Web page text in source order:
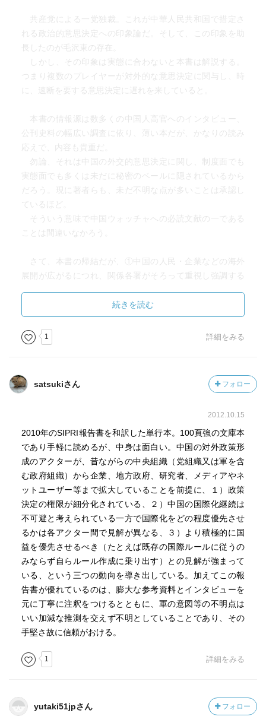
●党外事指導小組
国務委員
国際部長
外交部長
国防部長
国家安全部長
●党中央対台湾工作指導小組（国務院にも属している）
●金融経済工作指導小組
※各小組には 調査、政策提案、調整活動を行う、弁
公室がある
●党中央委員会政策研究室
●党中央員会中央国際部
●党中央対外宣伝弁公室
●党中央組織部
●国務院 温家宝総理が率いる、国務院は、中国政府の最
外交部：近年立場が弱体化しつつある
大使：各大使個人の条件によって決まる
国家安全部 チベット問題
●中国人民銀行
●国家発展改革委員会 エネルギー分野の対外政策
●解放軍 海洋安全保障の重要性が高まっている
●中央軍事委員会 軍の最高任務は、党を守ることである
■政策決定
それら組織で人々はどのように結びついているのか
官僚たちは、将来の妥協を容易にするため当初のメモや提
案書の段階から曖昧な言葉を使い、主流となる意見に反す
ることなく、責任を問われないように、問題を回避する
調べることでその人物の関係網を理解することができる
政策決定者の思考に影響を及ぼすもの
共産党による一党独裁。これが中華人民共和国で措定さ
れる政治的意思決定への印象論だ。そして、この印象を助
長したのが毛沢東の存在。
しかし、その印象は実態に合わないと本書は解説する。
つまり複数のプレイヤーが対外的な意思決定に関与し、時
に、速断を要する意思決定に遅れを来していると。
本書の情報源は数多くの中国人高官へのインタビュー、
公刊史料の幅広い調査に依り、薄い本だが、かなりの読み
応えで、内容も貴重だ。
勿論、それは中国の外交的意思決定に関し、制度面でも
実態面でも多くは未だに秘密のベールに隠されているから
だろう。現に著者らも、未だ不明な点が多いことは承認し
ているほど。
そういう意味で中国ウォッチャへの必読文献の一である
ことは間違いなかろう。
さて、本書の帰結だが、①中国の人民・企業などの海外
展開が広がるにつれ、関係各署がそろって重視し強調する
一方、②海外展開の進展に伴い、国内の外交的意思決定
の権限が細分化され、時に機関相互の利害対立・衝突を来
す場面が増大してきた点。
逆に、中国と交渉するには、各々の機関の相互関係と影
は一本で足りないのだ。
ところが③その中核となる党構成員、就中、党学校の卒
なお④諜報・スパイ等公安活動への言及は皆無。解放軍
の外交への影響力には若干言及があるが、関係各署との利
害調整の難しさは他と変わらず。ただ昨今の暴走気味に見
える人民解放軍を「"関東軍化"」といった単純な構図では語
れはしないとも。
ところで、訳者はネットで本書の原本の情報を得たとあ
る。すなわち、電子媒体というツールのある現代社会。こ
こでは、情報の窓口は語学力の役割。研究者とか○○ウォッ
チャーという立場の人は、英語を軸とした語学力醸成の高
度化はもはや避けて通れないのだろう。これが痛感させら
れる。
れもストックホルム国際平和研究所所属、「中国と世界の
続きを読む
1 詳細をみる
satsukiさん フォロー
2012.10.15
2010年のSIPRI報告書を和訳した単行本。100頁強の文庫本
であり手軽に読めるが、中身は面白い。中国の対外政策形
成のアクターが、昔ながらの中央組織（党組織又は軍を含
む政府組織）から企業、地方政府、研究者、メディアやネ
ットユーザー等まで拡大していることを前提に、１）政策
決定の権限が細分化されている、２）中国の国際化継続は
不可避と考えられている一方で国際化をどの程度優先させ
るかは各アクター間で見解が異なる、３）より積極的に国
益を優先させるべき（たとえば既存の国際ルールに従うの
みならず自らルール作成に乗り出す）との見解が強まって
いる、という三つの動向を導き出している。加えてこの報
告書が優れているのは、膨大な参考資料とインタビューを
元に丁寧に注釈をつけるとともに、軍の意図等の不明点は
いい加減な推測を交えず不明としていることであり、その
手堅さ故に信頼がおける。
1 詳細をみる
yutaki51jpさん フォロー